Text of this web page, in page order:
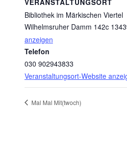
VERANSTALTUNGSORT
Bibliothek im Märkischen Viertel
Wilhelmsruher Damm 142c
anzeigen
Telefon
030 902943833
Veranstaltungsort-Website
Mal Mal Mit(twoch)